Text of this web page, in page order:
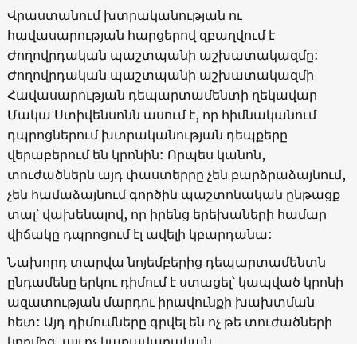
Վրաստանում խտրականության ու
հավասարության հարցերով զբաղվում է
Ժողովրդական պաշտպանի աշխատակազմը:
Ժողովրդական պաշտպանի աշխատակազմի
Հավասարության դեպարտամենտի ղեկավար
Մակա Ստիվենսոնն ասում է, որ հիմնականում
դպրոցներում խտրականության դեպքերը
վերաբերում են կրոնին: Որպես կանոն,
տուժածներն այդ փաստերրը չեն բարձրաձայնում,
չեն համաձայնում գործին պաշտոնական ընթացք
տալ՝ վախենալով, որ իրենց երեխաների համար
վիճակը դպրոցում էլ ավելի կբարդանա:
Նախորդ տարվա նոյեմբերից դեպարտամենտն
ընդամենը երկու դիմում է ստացել՝ կապված կրոնի
ազատության մարդու իրավունքի խախտման
հետ: Այդ դիմումները գրվել են ոչ թե տուժածների